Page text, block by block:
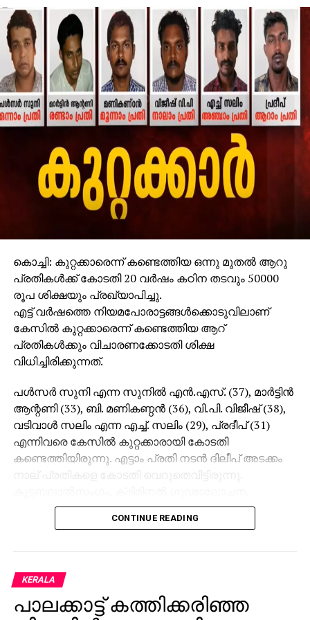
രൂപ ശിക്ഷയും പ്രഖ്യാപിച്ചു.
എട്ട് വര്‍ഷത്തെ നിയമപോരാട്ടങ്ങള്‍ക്കൊടുവിലാണ്
കേസില്‍ കുറ്റക്കാരെന്ന് കണ്ടെത്തിയ ആറ്
പ്രതികള്‍ക്കും വിചാരണക്കോടതി ശിക്ഷ
വിധിച്ചിരിക്കുന്നത്.
പള്‍സര്‍ സുനി എന്ന സുനില്‍ എന്‍.എസ്. (37), മാര്‍ട്ടിന്‍
വടിവാള്‍ സലിം എന്ന എച്ച്. സലിം (29), പ്രദീപ് (31)
എന്നിവരെ കേസില്‍ കുറ്റക്കാരായി കോടതി
കണ്ടെത്തിയിരുന്നു. എട്ടാം പ്രതി നടന്‍ ദിലീപ് അടക്കം
നാല് പ്രതികളെ കോടതി വെറുതെവിട്ടിരുന്നു.
കൂട്ടബലാല്‍സംഗം, ക്രിമിനല്‍ ഗൂഢാലോചന,
തുടങ്ങിയ ഗുരുതര കുറ്റങ്ങള്‍ ഇവര്‍ക്കെതിരെയുണ്ട്
ശിക്ഷവിധിയില്‍ ഇളവ് വെണെന്ന് പ്രതികള്‍
വീട്ടില്‍ അമ്മ മാത്രമേയുള്ളു എന്നായിരുന്നു പള്‍സര്‍
സുനി പറഞ്ഞത്. കേസില്‍ താന്‍ കുറ്റമൊന്നും
ചെയ്തിട്ടില്ലെന്നും നിരപരാധിയാണെന്നും
KERALA
പാലക്കാട്ട് കത്തിക്കരിഞ്ഞ
നിലയില്‍ കണ്ടെത്തിയ